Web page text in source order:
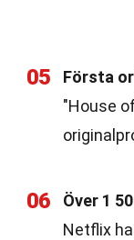
05
Första
"House
06
Över 1
Netflix